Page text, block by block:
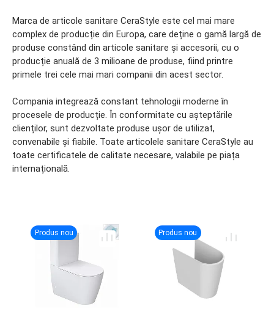
Marca de articole sanitare CeraStyle este cel mai mare
complex de producție din Europa, care deține o gamă largă de
produse constând din articole sanitare și accesorii, cu o
producție anuală de 3 milioane de produse, fiind printre
primele trei cele mai mari companii din acest sector.
Compania integrează constant tehnologii moderne în
procesele de producție. În conformitate cu așteptările
clienților, sunt dezvoltate produse ușor de utilizat,
convenabile și fiabile. Toate articolele sanitare CeraStyle au
toate certificatele de calitate necesare, valabile pe piața
internațională.
Produs nou Produs nou